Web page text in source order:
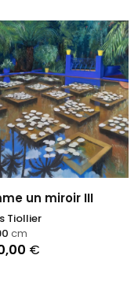
un miroir III
Tiollier
€
cm